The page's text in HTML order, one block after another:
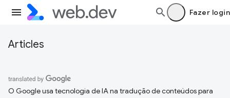
Fazer login
Articles
O Google usa tecnologia de IA na tradução de conteúdos para